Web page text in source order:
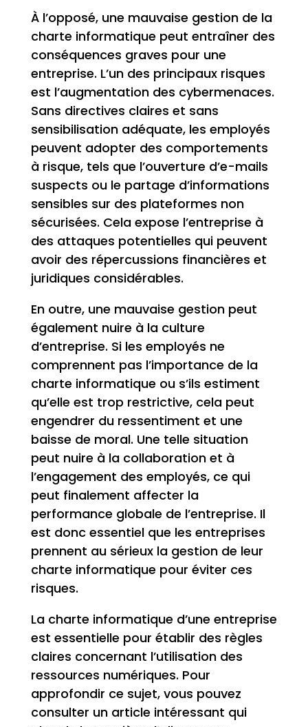
À l’opposé, une mauvaise gestion de la
charte informatique peut entraîner des
conséquences graves pour une
entreprise. L’un des principaux risques
est l’augmentation des cybermenaces.
Sans directives claires et sans
sensibilisation adéquate, les employés
peuvent adopter des comportements
à risque, tels que l’ouverture d’e-mails
suspects ou le partage d’informations
sensibles sur des plateformes non
sécurisées. Cela expose l’entreprise à
des attaques potentielles qui peuvent
avoir des répercussions financières et
juridiques considérables.
En outre, une mauvaise gestion peut
également nuire à la culture
d’entreprise. Si les employés ne
comprennent pas l’importance de la
charte informatique ou s’ils estiment
qu’elle est trop restrictive, cela peut
engendrer du ressentiment et une
baisse de moral. Une telle situation
peut nuire à la collaboration et à
l’engagement des employés, ce qui
peut finalement affecter la
performance globale de l’entreprise. Il
est donc essentiel que les entreprises
prennent au sérieux la gestion de leur
charte informatique pour éviter ces
risques.
La charte informatique d’une entreprise
est essentielle pour établir des règles
claires concernant l’utilisation des
ressources numériques. Pour
approfondir ce sujet, vous pouvez
consulter un article intéressant qui